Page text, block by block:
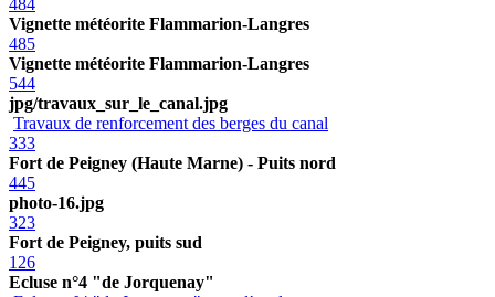
Vignette météorite Flammarion-Langres
485
Vignette météorite Flammarion-Langres
544
jpg/travaux_sur_le_canal.jpg
Travaux de renforcement des berges du canal
333
Fort de Peigney (Haute Marne) - Puits nord
445
photo-16.jpg
323
Fort de Peigney, puits sud
126
Ecluse n°4 "de Jorquenay"